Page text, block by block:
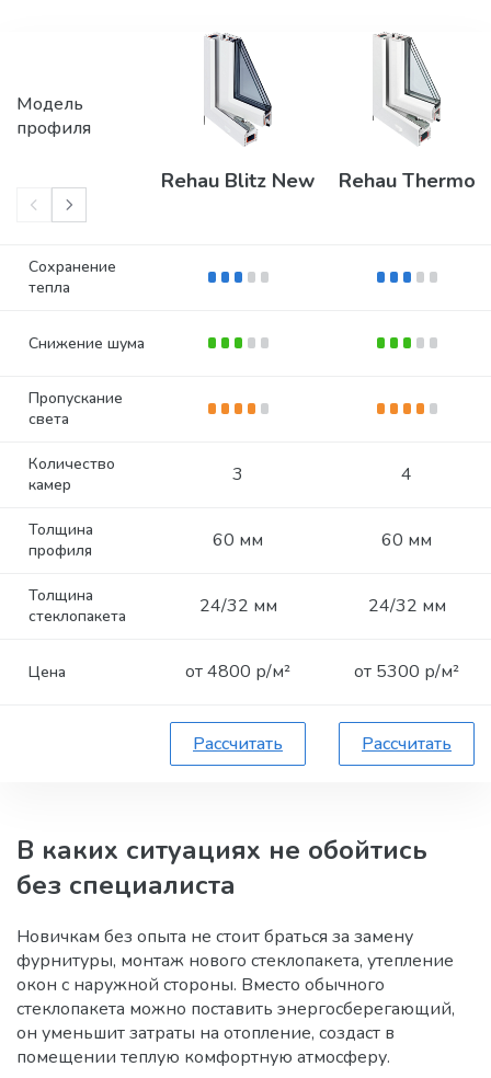
Модель
профиля
Rehau Blitz New Rehau Thermo
Сохранение
тепла
Снижение шума
Пропускание
света
Количество
камер
Толщина
профиля
Толщина
стеклопакета
Цена
3
60 мм
24/32 мм
от 4800 р/м²
Рассчитать
4
60 мм
24/32 мм
от 5300 р/м²
Рассчитать
В каких ситуациях не обойтись
без специалиста
Новичкам без опыта не стоит браться за замену
фурнитуры, монтаж нового стеклопакета, утепление
окон с наружной стороны. Вместо обычного
стеклопакета можно поставить энергосберегающий,
он уменьшит затраты на отопление, создаст в
помещении теплую комфортную атмосферу.